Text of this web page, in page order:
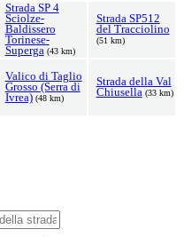
Strada SP 4
Sciolze-
Baldissero
Torinese-
Superga (43 km)
Strada SP512
del Tracciolino
(51 km)
Valico di Taglio
Grosso (Serra di
Ivrea) (48 km)
Strada della Val
Chiusella (33 km)